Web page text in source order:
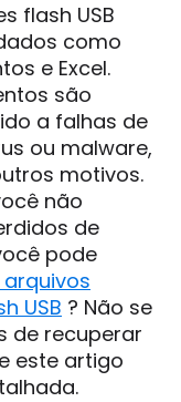
flash USB
como
e Excel.
são
a falhas de
ou malware,
motivos.
não
de
pode
USB ? Não se
de recuperar
este artigo